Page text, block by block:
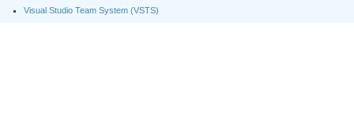
Visual Studio Team System (VSTS)